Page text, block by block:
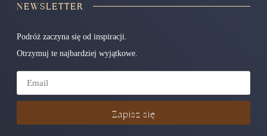
NEWSLETTER
Podróż zaczyna się od inspiracji.
Otrzymuj te najbardziej wyjątkowe.
Zapisz się